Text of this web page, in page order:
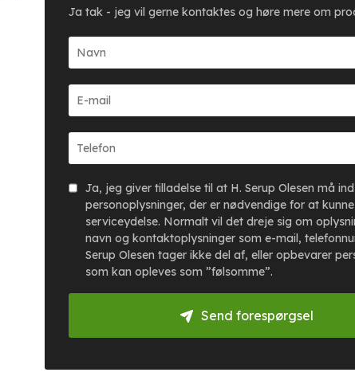
Ja tak - jeg vil gerne kontaktes og høre mere om
Ja, jeg giver tilladelse til at H. Serup Olesen må
personoplysninger, der er nødvendige for at
serviceydelse. Normalt vil det dreje sig om
navn og kontaktoplysninger som e-mail,
Serup Olesen tager ikke del af, eller opbevarer
som kan opleves som ”følsomme”.
Send forespørgsel